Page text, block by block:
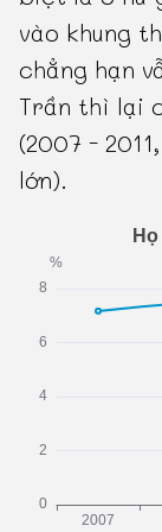
vào khung
chẳng hạn
Trần thì lại
(2007 -
lớn).